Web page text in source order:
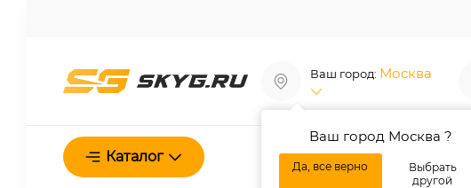
Ваш город: Москва
Ваш город Москва ?
Да, все верно
Выбрать
другой
Каталог О нас